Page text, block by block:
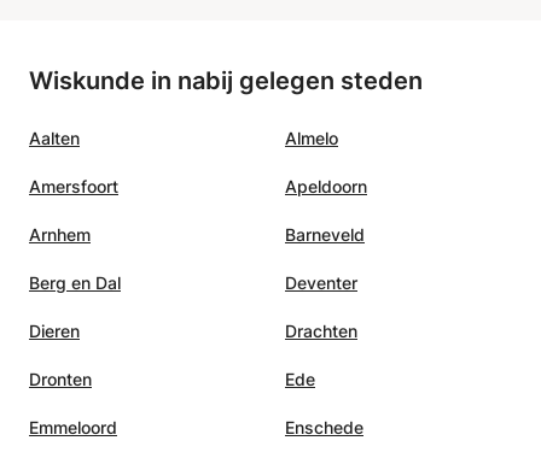
het
het
Wiskunde in nabij gelegen steden
Aalten Almelo
Amersfoort Apeldoorn
Arnhem Barneveld
Berg en Dal Deventer
Dieren Drachten
Dronten Ede
Emmeloord Enschede